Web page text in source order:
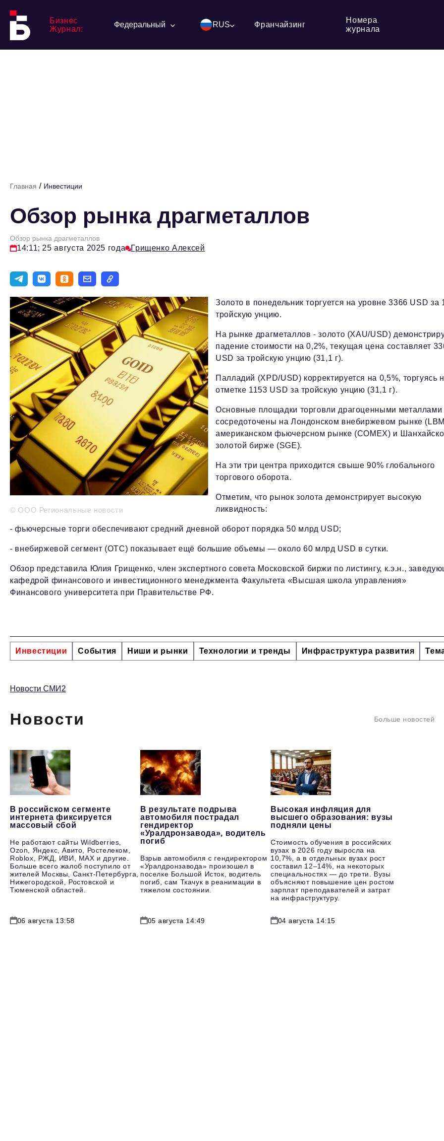
Бизнес
Журнал:
Федеральный RUS Франчайзинг
Номера
журнала
Главная / Инвестиции
Обзор рынка драгметаллов
Обзор рынка драгметаллов
14:11; 25 августа 2025 года Грищенко Алексей
© ООО Региональные новости
Золото в понедельник торгуется на уровне 3366 USD за
тройскую унцию.
На рынке драгметаллов - золото (XAU/USD)
падение стоимости на 0,2%, текущая цена составляет
USD за тройскую унцию (31,1 г).
Палладий (XPD/USD) корректируется на 0,5%, торгуясь
отметке 1153 USD за тройскую унцию (31,1 г).
Основные площадки торговли драгоценными металлами
сосредоточены на Лондонском внебиржевом рынке
американском фьючерсном рынке (COMEX) и
золотой бирже (SGE).
На эти три центра приходится свыше 90% глобального
торгового оборота.
Отметим, что рынок золота демонстрирует высокую
ликвидность:
- фьючерсные торги обеспечивают средний дневной оборот порядка 50 млрд USD;
- внебиржевой сегмент (OTC) показывает ещё большие объемы — около 60 млрд USD в сутки.
Обзор представила Юлия Грищенко, член экспертного совета Московской биржи по листингу, к.э.н.,
кафедрой финансового и инвестиционного менеджмента Факультета «Высшая школа управления»
Финансового университета при Правительстве РФ.
Инвестиции События Ниши и рынки Технологии и тренды Инфраструктура развития
Новости СМИ2
Новости Больше новостей
В российском сегменте
интернета фиксируется
массовый сбой
Не работают сайты Wildberries,
Ozon, Яндекс, Авито, Ростелеком,
Roblox, РЖД, ИВИ, MAX и другие.
Больше всего жалоб поступило от
жителей Москвы, Санкт-Петербурга,
Нижегородской, Ростовской и
Тюменской областей.
06 августа 13:58
В результате подрыва
автомобиля пострадал
гендиректор
«Уралдронзавода», водитель
погиб
Взрыв автомобиля с гендиректором
«Уралдронзавода» произошел в
поселке Большой Исток, водитель
погиб, сам Ткачук в реанимации в
тяжелом состоянии.
05 августа 14:49
Высокая инфляция для
высшего образования: вузы
подняли цены
Стоимость обучения в российских
вузах в 2026 году выросла на
10,7%, а в отдельных вузах рост
составил 12–14%, на некоторых
специальностях — до трети. Вузы
объясняют повышение цен ростом
зарплат преподавателей и затрат
на инфраструктуру.
04 августа 14:15